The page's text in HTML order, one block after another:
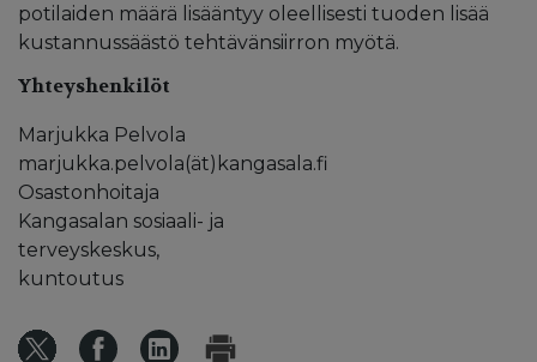
potilaiden määrä lisääntyy oleellisesti tuoden lisää
kustannussäästö tehtävänsiirron myötä.
Yhteyshenkilöt
Marjukka Pelvola
marjukka.pelvola(ät)kangasala.fi
Osastonhoitaja
Kangasalan sosiaali- ja
terveyskeskus,
kuntoutus